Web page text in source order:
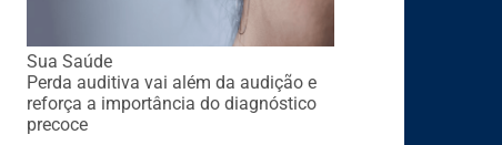
Sua Saúde
Perda auditiva vai além da audição e
reforça a importância do diagnóstico
precoce